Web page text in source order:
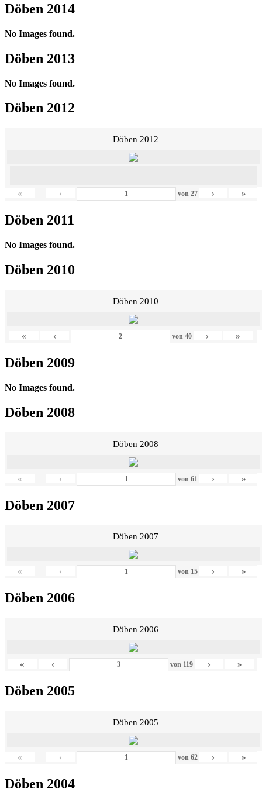
Döben 2014
No Images found.
Döben 2013
No Images found.
Döben 2012
Döben 2012
« ‹ von 27 › »
Döben 2011
No Images found.
Döben 2010
Döben 2010
« ‹ von 40 › »
Döben 2009
No Images found.
Döben 2008
Döben 2008
« ‹ von 61 › »
Döben 2007
Döben 2007
« ‹ von 15 › »
Döben 2006
Döben 2006
« ‹ von 119 › »
Döben 2005
Döben 2005
« ‹ von 62 › »
Döben 2004